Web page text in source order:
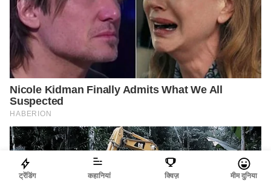
ट्रेंडिंग कहानियां क्विज़ मीम दुनिया